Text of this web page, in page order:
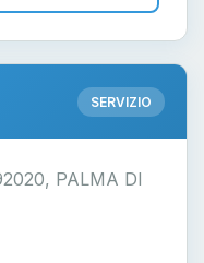
SERVIZIO
PALMA DI